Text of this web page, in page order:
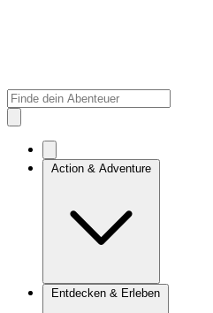
Action & Adventure
Entdecken & Erleben